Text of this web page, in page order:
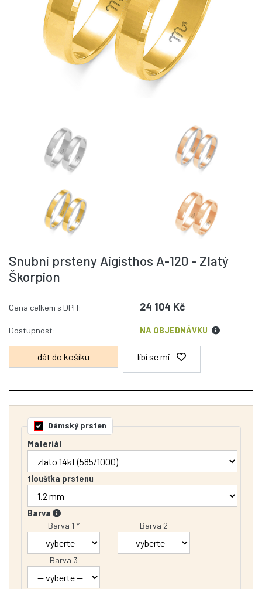
Snubní prsteny Aigisthos A-120 - Zlatý
Škorpion
Cena celkem s DPH: 24 104 Kč
Dostupnost: NA OBJEDNÁVKU
líbí se mi
Dámský prsten
Materiál
tloušťka prstenu
Barva
Barva 1 *
Barva 2
Barva 3